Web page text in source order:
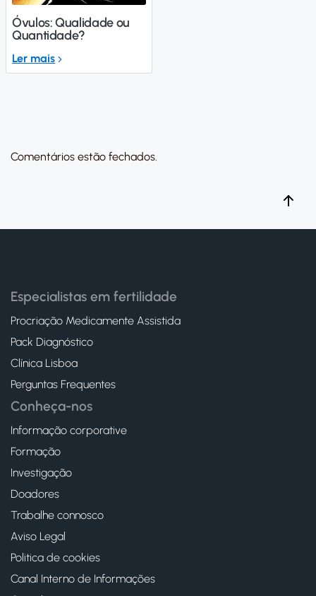
Óvulos: Qualidade ou
Quantidade?
Ler mais
Comentários estão fechados.
Especialistas em fertilidade
Procriação Medicamente Assistida
Pack Diagnóstico
Clínica Lisboa
Perguntas Frequentes
Conheça-nos
Informação corporative
Formação
Investigação
Doadores
Trabalhe connosco
Aviso Legal
Politica de cookies
Canal Interno de Informações